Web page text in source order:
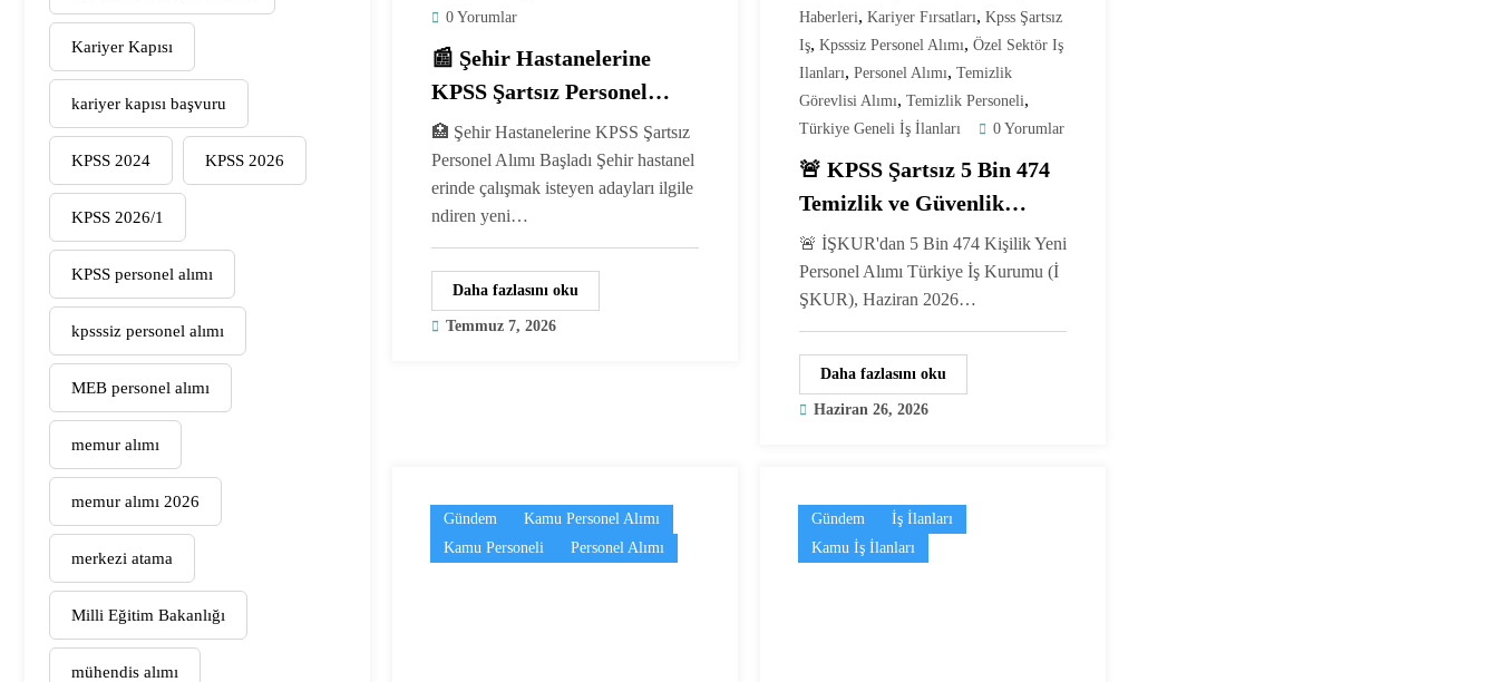
Kariyer Kapısı
kariyer kapısı başvuru
KPSS 2024 KPSS 2026
KPSS 2026/1
KPSS personel alımı
kpsssiz personel alımı
MEB personel alımı
memur alımı
memur alımı 2026
merkezi atama
Milli Eğitim Bakanlığı
mühendis alımı
0 Yorumlar
📰 Şehir Hastanelerine
KPSS Şartsız Personel
Alımı Başladı: Güvenlik,
Temizlik ve Hastane
Hizmetlisi
🏥 Şehir Hastanelerine KPSS Şartsız
Personel Alımı Başladı Şehir hastanel
erinde çalışmak isteyen adayları ilgile
ndiren yeni…
Daha fazlasını oku
Temmuz 7, 2026
Haberleri, Kariyer Fırsatları, Kpss Şartsız
Iş, Kpsssiz Personel Alımı, Özel Sektör Iş
Ilanları, Personel Alımı, Temizlik
Görevlisi Alımı, Temizlik Personeli,
Türkiye Geneli İş İlanları 0 Yorumlar
🚨 KPSS Şartsız 5 Bin 474
Temizlik ve Güvenlik
Görevlisi Alımı Başladı
🚨 İŞKUR'dan 5 Bin 474 Kişilik Yeni
Personel Alımı Türkiye İş Kurumu (İ
ŞKUR), Haziran 2026…
Daha fazlasını oku
Haziran 26, 2026
Gündem
Kamu Personel Alımı
Kamu Personeli
Personel Alımı
Gündem
İş İlanları
Kamu İş İlanları